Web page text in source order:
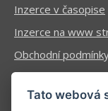
Inzerce v časopise
Inzerce na www
Obchodní
Ochrana osobních
Tato webová